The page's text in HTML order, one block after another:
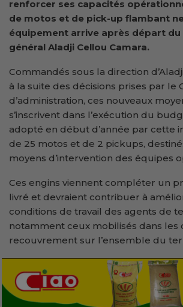
renforcer ses capacités
de motos et de pick-up flambant
équipement arrive après départ
général Aladji Cellou Camara.
Commandés sous la direction
à la suite des décisions prises par le
d’administration, ces nouveaux
s’inscrivent dans l’exécution du
adopté en début d’année par cette
de 25 motos et de 2 pickups,
moyens d’intervention des équipes
Ces engins viennent compléter un
livré et devraient contribuer à
conditions de travail des agents de
notamment ceux mobilisés dans les
recouvrement sur l’ensemble du